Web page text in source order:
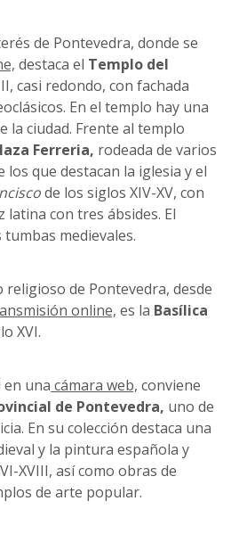
de Pontevedra, donde se
destaca el Templo del
casi redondo, con fachada
En el templo hay una
la ciudad. Frente al templo
Ferreria, rodeada de varios
que destacan la iglesia y el
de los siglos XIV-XV, con
con tres ábsides. El
medievales.
de Pontevedra, desde
online, es la Basílica
XVI.
en una cámara web, conviene
de Pontevedra, uno de
En su colección destaca una
y la pintura española y
XVIII, así como obras de
de arte popular.